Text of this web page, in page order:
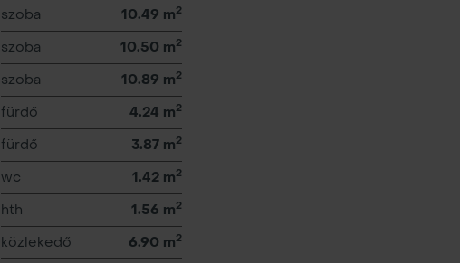
szoba 10.49 m2
szoba 10.50 m2
szoba 10.89 m2
fürdő 4.24 m2
fürdő 3.87 m2
wc 1.42 m2
hth 1.56 m2
közlekedő 6.90 m2